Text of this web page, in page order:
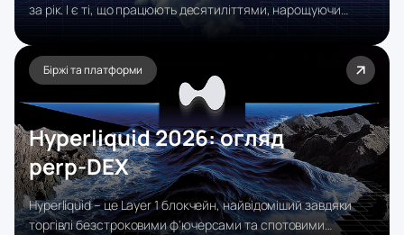
за рік. І є ті, що працюють десятиліттями, нарощуючи
Бренд запущений у 2004 році дочірньою компанією GAIN
Capital (заснованою у 1999), у 2020 році увійшов до групи
StoneX за $236 млн.
Біржі та платформи
Hyperliquid 2026: огляд
perp‑DEX
Hyperliquid – це Layer 1 блокчейн, найвідоміший завдяки
торгівлі безстроковими ф'ючерсами та спотовими